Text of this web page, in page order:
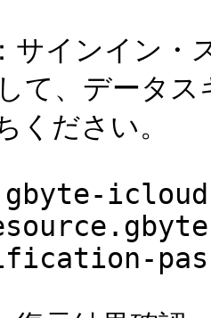
サインイン
て、データ
ください。